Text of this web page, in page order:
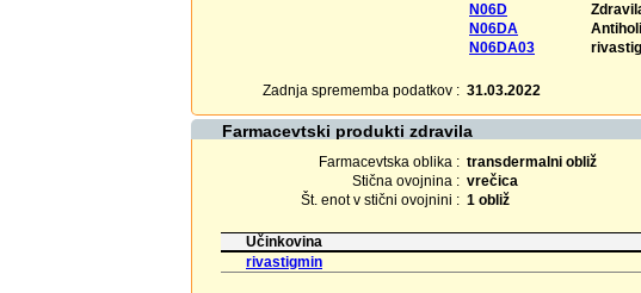
N06D
N06DA
N06DA03
Zadnja sprememba podatkov : 31.03.2022
Farmacevtski produkti zdravila
Farmacevtska oblika : transdermalni obliž
Stična ovojnina : vrečica
Št. enot v stični ovojnini : 1 obliž
Učinkovina
rivastigmin